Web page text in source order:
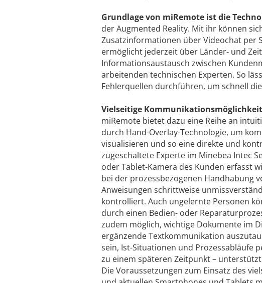
Grundlage von miRemote ist die
der Augmented Reality. Mit ihr können
Zusatzinformationen über Videochat per
ermöglicht jederzeit über Länder- und
Informationsaustausch zwischen
arbeitenden technischen Experten. So
Fehlerquellen durchführen, um schnell
Vielseitige
miRemote bietet dazu eine Reihe an
durch Hand-Overlay-Technologie, um
visualisieren und so eine direkte und
zugeschaltete Experte im Minebea Intec
oder Tablet-­Kamera des Kunden erfasst
bei der prozessbezogenen Handhabung
Anweisungen schrittweise
kontrolliert. Auch ungelernte Personen
durch einen Bedien- oder
zudem möglich, wichtige Dokumente im
ergänzende Textkommunikation
sein, Ist-Situationen und Prozessabläufe
zu einem späteren Zeitpunkt –
Die Voraussetzungen zum Einsatz des